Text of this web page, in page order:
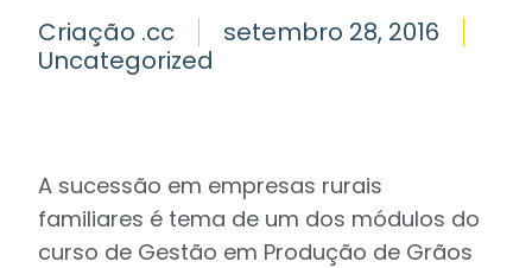
Criação .cc
setembro 28, 2016
Uncategorized
A sucessão em empresas rurais
familiares é tema de um dos módulos do
curso de Gestão em Produção de Grãos